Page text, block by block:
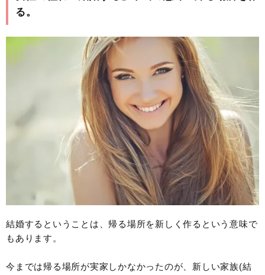
る。
結婚するということは、帰る場所を新しく作るという意味で
もあります。
今までは帰る場所が実家しかなかったのが、新しい家族(結